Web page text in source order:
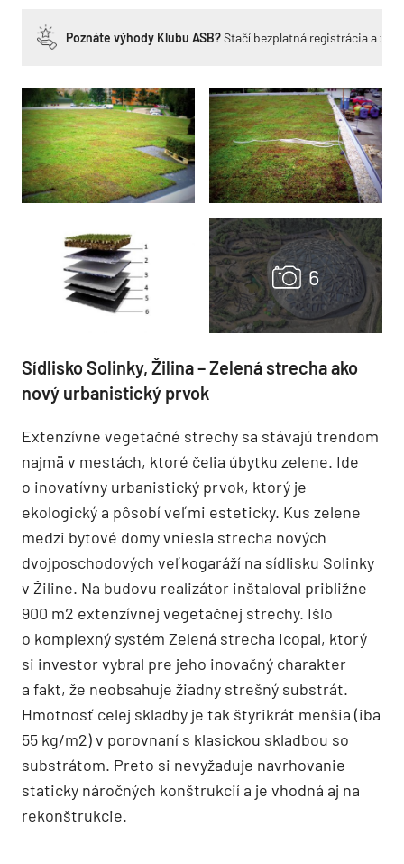
Poznáte výhody Klubu ASB?Stačí bezplatná registrácia a
Sídlisko Solinky, Žilina – Zelená strecha ako
nový urbanistický prvok
Extenzívne vegetačné strechy sa stávajú trendom
najmä v mestách, ktoré čelia úbytku zelene. Ide
o inovatívny urbanistický prvok, ktorý je
ekologický a pôsobí veľmi esteticky. Kus zelene
medzi bytové domy vniesla strecha nových
dvojposchodových veľkogaráží na sídlisku Solinky
v Žiline. Na budovu realizátor inštaloval približne
900 m2 extenzívnej vegetačnej strechy. Išlo
o komplexný systém Zelená strecha Icopal, ktorý
si investor vybral pre jeho inovačný charakter
a fakt, že neobsahuje žiadny strešný substrát.
Hmotnosť celej skladby je tak štyrikrát menšia (iba
55 kg/m2) v porovnaní s klasickou skladbou so
substrátom. Preto si nevyžaduje navrhovanie
staticky náročných konštrukcií a je vhodná aj na
rekonštrukcie.